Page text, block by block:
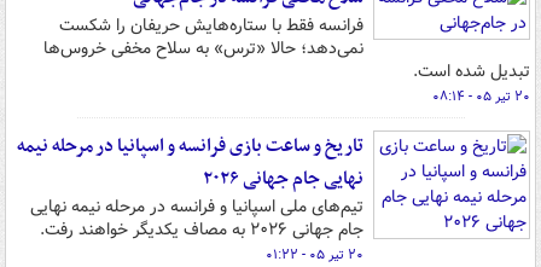
فرانسه فقط با ستاره‌هایش حریفان را شکست
نمی‌دهد؛ حالا «ترس» به سلاح مخفی خروس‌ها
تبدیل شده است.
۲۰ تیر ۰۵ - ۰۸:۱۴
تاریخ و ساعت بازی فرانسه و اسپانیا در مرحله نیمه
نهایی جام جهانی ۲۰۲۶
تیم‌های ملی اسپانیا و فرانسه در مرحله نیمه نهایی
جام جهانی ۲۰۲۶ به مصاف یکدیگر خواهند رفت.
۲۰ تیر ۰۵ - ۰۱:۲۲